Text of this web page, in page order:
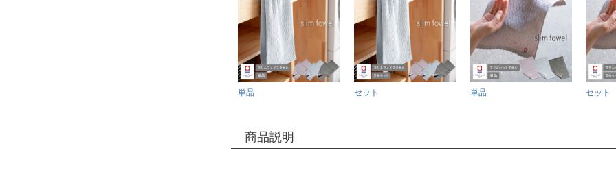
単品 セット 単品 セット
商品説明